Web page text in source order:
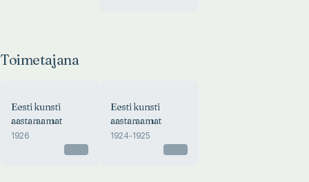
Toimetajana
Eesti kunsti
aastaraamat
1926
Eesti kunsti
aastaraamat
1924-1925